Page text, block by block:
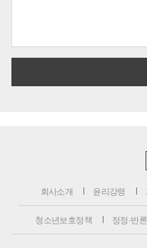
회사소개 윤리강령
청소년보호정책 정정·반